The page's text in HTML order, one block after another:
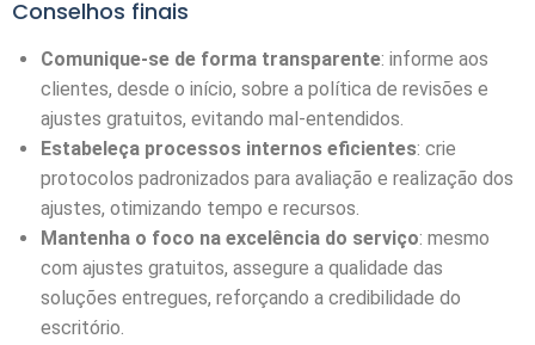
Conselhos finais
Comunique-se de forma transparente: informe aos
clientes, desde o início, sobre a política de revisões e
ajustes gratuitos, evitando mal-entendidos.
Estabeleça processos internos eficientes: crie
protocolos padronizados para avaliação e realização dos
ajustes, otimizando tempo e recursos.
Mantenha o foco na excelência do serviço: mesmo
com ajustes gratuitos, assegure a qualidade das
soluções entregues, reforçando a credibilidade do
escritório.